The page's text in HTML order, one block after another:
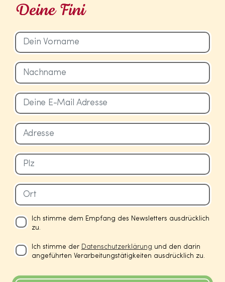
Ich stimme dem Empfang des Newsletters ausdrücklich
zu.
Ich stimme der Datenschutzerklärung und den darin
angeführten Verarbeitungstätigkeiten ausdrücklich zu.